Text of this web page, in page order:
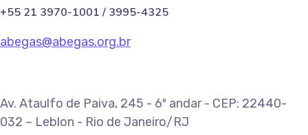
+55 21 3970-1001 / 3995-4325
abegas@abegas.org.br
Av. Ataulfo de Paiva, 245 - 6º andar - CEP: 22440-
032 – Leblon - Rio de Janeiro/RJ